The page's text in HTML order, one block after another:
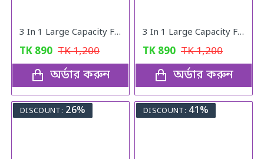
3 In 1 Large Capacity Foldable Travel Bag pink
TK 890 TK1,200
অর্ডার করুন
3 In 1 Large Capacity Foldable Travel Bag
TK 890 TK1,200
অর্ডার করুন
DISCOUNT: 26% DISCOUNT: 41%